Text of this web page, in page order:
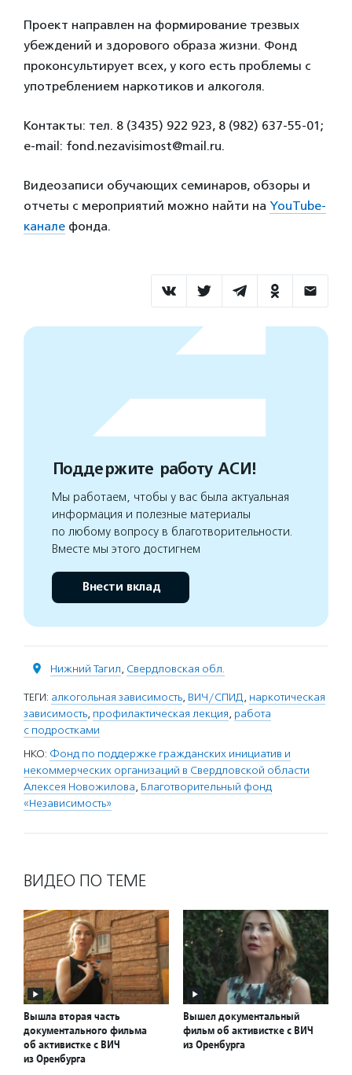
Проект направлен на формирование трезвых
убеждений и здорового образа жизни. Фонд
проконсультирует всех, у кого есть проблемы с
употреблением наркотиков и алкоголя.
Контакты: тел. 8 (3435) 922 923, 8 (982) 637-55-01;
е-mail: fond.nezavisimost@mail.ru.
Видеозаписи обучающих семинаров, обзоры и
отчеты с мероприятий можно найти на YouTube-
канале фонда.
Поддержите работу АСИ!
Мы работаем, чтобы у вас была актуальная
информация и полезные материалы
по любому вопросу в благотворительности.
Вместе мы этого достигнем
Внести вклад
Нижний Тагил, Свердловская обл.
ТЕГИ: алкогольная зависимость, ВИЧ/СПИД, наркотическая
зависимость, профилактическая лекция, работа
с подростками
НКО: Фонд по поддержке гражданских инициатив и
некоммерческих организаций в Свердловской области
Алексея Новожилова, Благотворительный фонд
«Независимость»
ВИДЕО ПО ТЕМЕ
Вышла вторая часть
документального фильма
об активистке с ВИЧ
из Оренбурга
Вышел документальный
фильм об активистке с ВИЧ
из Оренбурга